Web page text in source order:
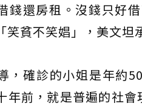
錢還房租。沒錢只好
笑貧不笑娼」，美文坦
，確診的小姐是年約
年前，就是普遍的社